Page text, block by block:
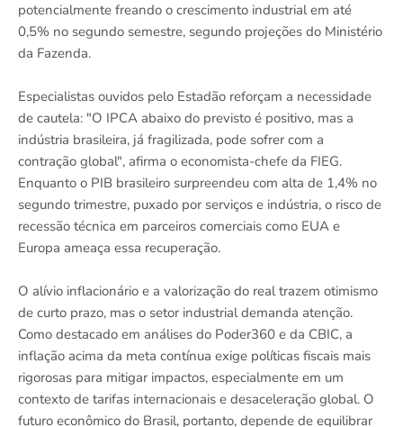
potencialmente freando o crescimento industrial em até
0,5% no segundo semestre, segundo projeções do Ministério
da Fazenda.
Especialistas ouvidos pelo Estadão reforçam a necessidade
de cautela: "O IPCA abaixo do previsto é positivo, mas a
indústria brasileira, já fragilizada, pode sofrer com a
contração global", afirma o economista-chefe da FIEG.
Enquanto o PIB brasileiro surpreendeu com alta de 1,4% no
segundo trimestre, puxado por serviços e indústria, o risco de
recessão técnica em parceiros comerciais como EUA e
Europa ameaça essa recuperação.
O alívio inflacionário e a valorização do real trazem otimismo
de curto prazo, mas o setor industrial demanda atenção.
Como destacado em análises do Poder360 e da CBIC, a
inflação acima da meta contínua exige políticas fiscais mais
rigorosas para mitigar impactos, especialmente em um
contexto de tarifas internacionais e desaceleração global. O
futuro econômico do Brasil, portanto, depende de equilibrar